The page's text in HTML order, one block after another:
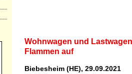
Wohnwagen und
Flammen auf
Biebesheim (HE), 29.09.2021